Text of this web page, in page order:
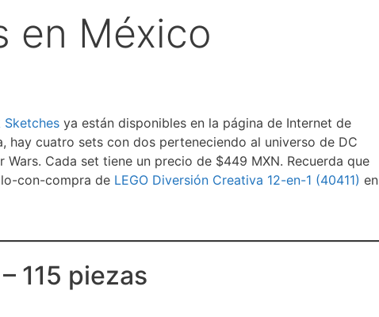
en México
Sketches ya están disponibles en la página de Internet de
hay cuatro sets con dos perteneciendo al universo de DC
Cada set tiene un precio de $449 MXN. Recuerda que
con-compra de LEGO Diversión Creativa 12-en-1 (40411) en
– 115 piezas